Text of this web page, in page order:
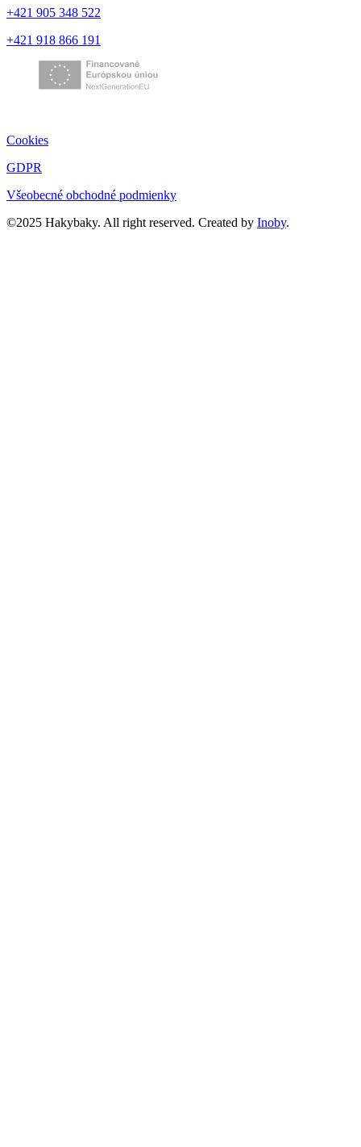
+421 905 348 522
+421 918 866 191
Cookies
GDPR
Všeobecné obchodné podmienky
©2025 Hakybaky. All right reserved. Created by Inoby.